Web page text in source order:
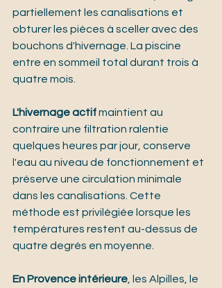
partiellement les canalisations et
obturer les pièces à sceller avec des
bouchons d'hivernage. La piscine
entre en sommeil total durant trois à
quatre mois.
L'hivernage actif maintient au
contraire une filtration ralentie
quelques heures par jour, conserve
l'eau au niveau de fonctionnement et
préserve une circulation minimale
dans les canalisations. Cette
méthode est privilégiée lorsque les
températures restent au-dessus de
quatre degrés en moyenne.
En Provence intérieure, les Alpilles, le